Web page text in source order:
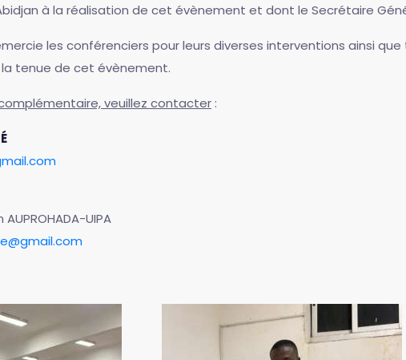
à la réalisation de cet évènement et dont le Secrétaire
les conférenciers pour leurs diverses interventions ainsi
tenue de cet évènement.
veuillez contacter :
UIPA